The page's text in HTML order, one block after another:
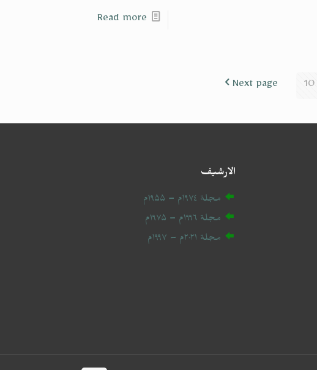
Read more
10
Next page
الارشيف
مجلة ۱۹۷٤م – ۱۹۵۵م
مجلة ۱۹۹٦م – ۱۹۷۵م
مجلة ۲۰ ۲۱ م – ۱۹۹۷م